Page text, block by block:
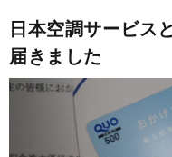
日本空調サービス
届きました